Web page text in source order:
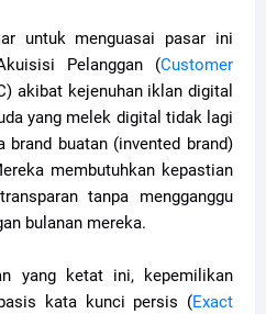
untuk menguasai pasar ini
Pelanggan (Customer
akibat kejenuhan iklan digital
yang melek digital tidak lagi
brand buatan (invented brand)
membutuhkan kepastian
tanpa mengganggu
bulanan mereka.
yang ketat ini, kepemilikan
kata kunci persis (Exact